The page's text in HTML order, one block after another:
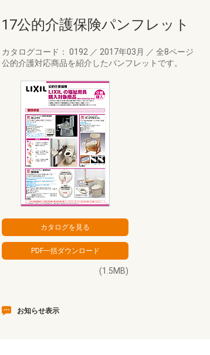
17公的介護保険パンフレット
カタログコード： 0192 ／ 2017年03月 ／ 全8ページ
公的介護対応商品を紹介したパンフレットです。
(1.5MB)
お知らせ表示